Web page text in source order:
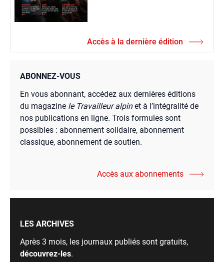
Accès à la dernière édition
ABONNEZ-VOUS
En vous abonnant, accédez aux dernières éditions
du magazine le Travailleur alpinet à l’intégralité de
nos publications en ligne. Trois formules sont
possibles : abonnement solidaire, abonnement
classique, abonnement de soutien.
Accès aux abonnements
LES ARCHIVES
Après 3 mois, les journaux publiés sont gratuits,
découvrez-les.